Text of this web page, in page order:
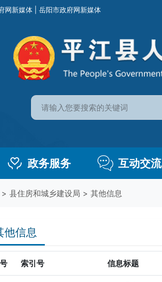
网新媒体 岳阳市政府网新媒体
政务服务 互动交流
> 县住房和城乡建设局 > 其他信息
他信息
索引号 信息标题